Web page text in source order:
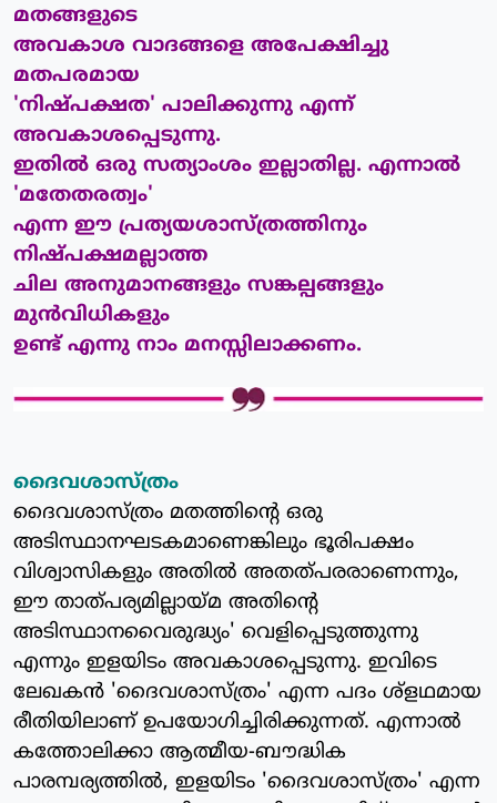
മതങ്ങളുടെ
അവകാശ വാദങ്ങളെ അപേക്ഷിച്ചു
മതപരമായ
'നിഷ്പക്ഷത' പാലിക്കുന്നു എന്ന്
അവകാശപ്പെടുന്നു.
ഇതില്‍ ഒരു സത്യാംശം ഇല്ലാതില്ല. എന്നാല്‍
'മതേതരത്വം'
എന്ന ഈ പ്രത്യയശാസ്ത്രത്തിനും
നിഷ്പക്ഷമല്ലാത്ത
ചില അനുമാനങ്ങളും സങ്കല്പങ്ങളും
മുന്‍വിധികളും
ഉണ്ട് എന്നു നാം മനസ്സിലാക്കണം.
ദൈവശാസ്ത്രം
ദൈവശാസ്ത്രം മതത്തിന്റെ ഒരു
അടിസ്ഥാനഘടകമാണെങ്കിലും ഭൂരിപക്ഷം
വിശ്വാസികളും അതില്‍ അതത്പരരാണെന്നും,
ഈ താത്പര്യമില്ലായ്മ അതിന്റെ
അടിസ്ഥാനവൈരുദ്ധ്യം' വെളിപ്പെടുത്തുന്നു
എന്നും ഇളയിടം അവകാശപ്പെടുന്നു. ഇവിടെ
ലേഖകന്‍ 'ദൈവശാസ്ത്രം' എന്ന പദം ശ്‌ളഥമായ
രീതിയിലാണ് ഉപയോഗിച്ചിരിക്കുന്നത്. എന്നാല്‍
കത്തോലിക്കാ ആത്മീയ-ബൗദ്ധിക
പാരമ്പര്യത്തില്‍, ഇളയിടം 'ദൈവശാസ്ത്രം' എന്ന